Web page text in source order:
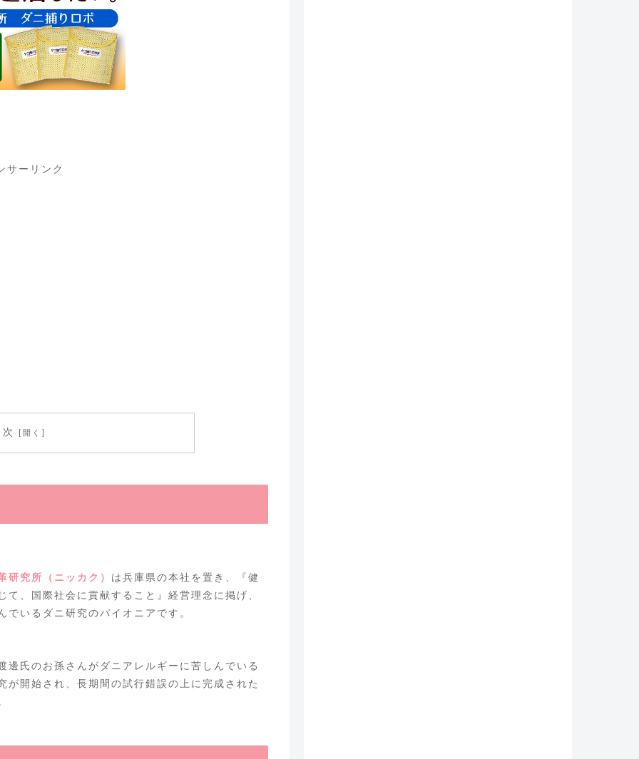
サーリンク
研究所（ニッカク） は兵庫県の本社を置き、『健
、国際社会に貢献すること』経営理念に掲げ、
でいるダニ研究のパイオニアです。
氏のお孫さんがダニアレルギーに苦しんでいる
開始され、長期間の試行錯誤の上に完成された